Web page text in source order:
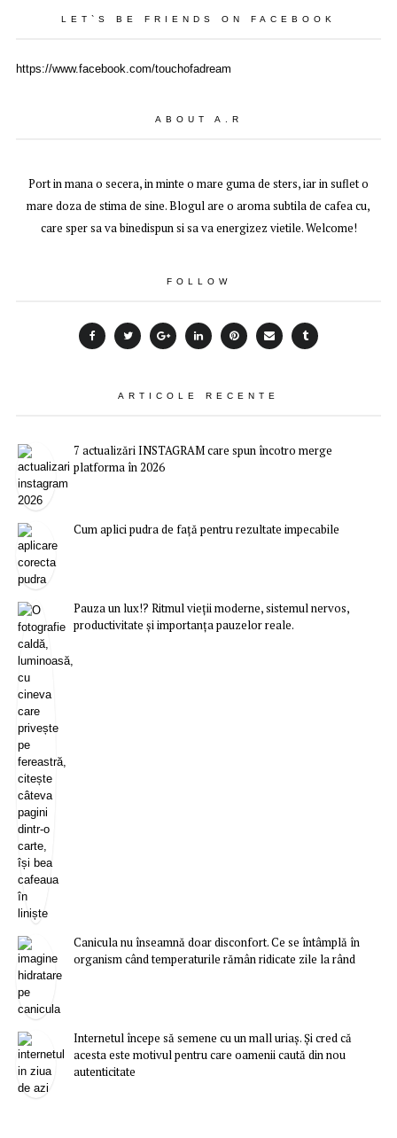
LET`S BE FRIENDS ON FACEBOOK
https://www.facebook.com/touchofadream
ABOUT A.R
Port in mana o secera, in minte o mare guma de sters, iar in suflet o
mare doza de stima de sine. Blogul are o aroma subtila de cafea cu,
care sper sa va binedispun si sa va energizez vietile. Welcome!
FOLLOW
ARTICOLE RECENTE
7 actualizări INSTAGRAM care spun încotro merge
platforma în 2026
Cum aplici pudra de față pentru rezultate impecabile
Pauza un lux!? Ritmul vieții moderne, sistemul nervos,
productivitate și importanța pauzelor reale.
Canicula nu înseamnă doar disconfort. Ce se întâmplă în
organism când temperaturile rămân ridicate zile la rând
Internetul începe să semene cu un mall uriaș. Și cred că
acesta este motivul pentru care oamenii caută din nou
autenticitate